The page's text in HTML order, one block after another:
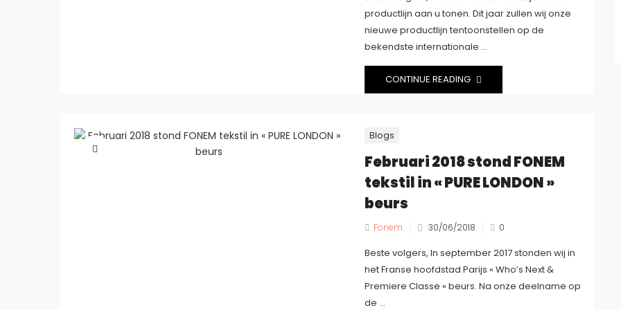
productlijn aan u tonen. Dit jaar zullen wij onze
nieuwe productlijn tentoonstellen op de
bekendste internationale ...
CONTINUE READING
Blogs
Februari 2018 stond FONEM
tekstil in « PURE LONDON »
beurs
Fonem 30/06/2018 0
Beste volgers, In september 2017 stonden wij in
het Franse hoofdstad Parijs « Who’s Next &
Premiere Classe » beurs. Na onze deelname op
de ...